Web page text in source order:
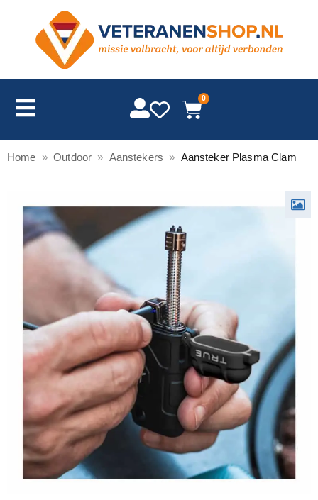
0
Home » Outdoor » Aanstekers » Aansteker Plasma Clam